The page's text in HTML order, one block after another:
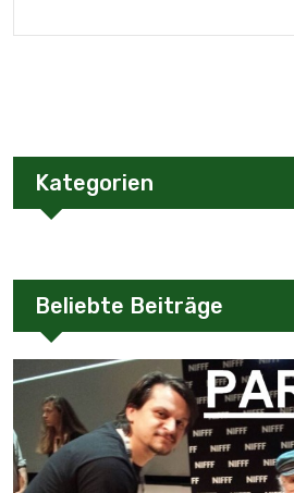
Kategorien
Beliebte Beiträge